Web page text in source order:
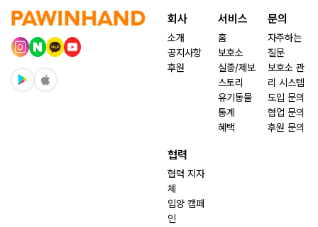
회사
소개
공지사항
후원
서비스
홈
보호소
실종/제보
스토리
유기동물
통계
혜택
문의
자주하는
질문
보호소 관
리 시스템
도입 문의
협업 문의
후원 문의
협력
협력 지자
체
입양 캠페
인